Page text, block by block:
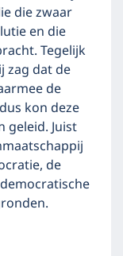
die zwaar
en die
Tegelijk
zag dat de
de
kon deze
geleid. Juist
de